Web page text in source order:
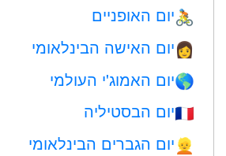
🚴יום האופניים
👩יום האישה הבינלאומי
🌎יום האמוג'י העולמי
🇫🇷יום הבסטיליה
👱 יום הגברים הבינלאומי